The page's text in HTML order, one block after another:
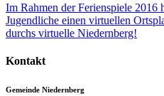
Im Rahmen der Ferienspiele 2016
Jugendliche einen virtuellen
durchs virtuelle Niedernberg!
Kontakt
Gemeinde Niedernberg